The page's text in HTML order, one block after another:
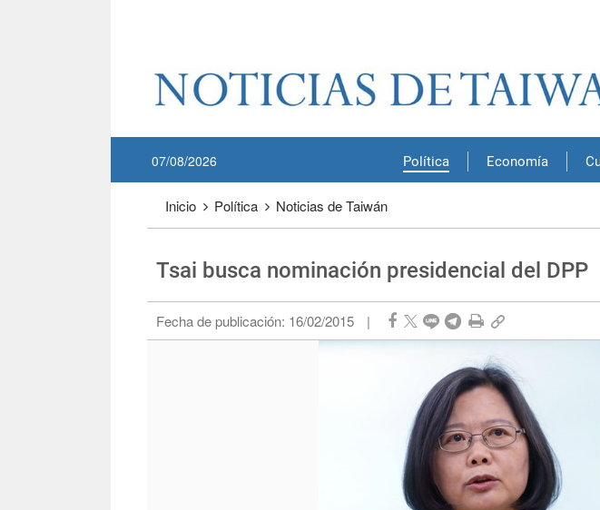
Política Economía
07/08/2026
Inicio Política Noticias de Taiwán
Tsai busca nominación presidencial del DPP
Fecha de publicación: 16/02/2015 |